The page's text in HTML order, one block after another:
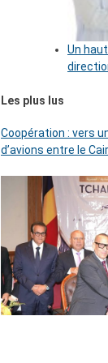
Un
Les plus lus
Coopération : vers
d’avions entre le